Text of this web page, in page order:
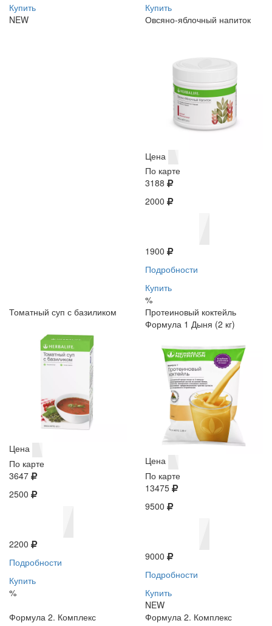
Купить
NEW
Купить
Овсяно-яблочный напиток
Цена
По карте
3188
2000
1900
Подробности
Купить
%
Томатный суп с базиликом
Цена
По карте
3647
2500
2200
Подробности
Купить
%
Протеиновый коктейль
Формула 1 Дыня (2 кг)
Цена
По карте
13475
9500
9000
Подробности
Купить
NEW
Формула 2. Комплекс
Формула 2. Комплекс